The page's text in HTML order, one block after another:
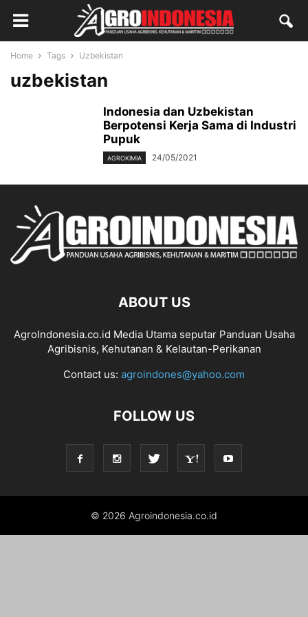
Home Tags Uzbekistan
uzbekistan
Indonesia dan Uzbekistan
Berpotensi Kerja Sama di Industri
Pupuk
AGROKIMIA 24/05/2021
ABOUT US
AgroIndonesia.co.id Media Utama seputar Panduan Usaha
Agribisnis, Kehutanan & Kelautan-Perikanan
Contact us: agroindones@yahoo.com
FOLLOW US
© 2026 Agroindonesia.co.id